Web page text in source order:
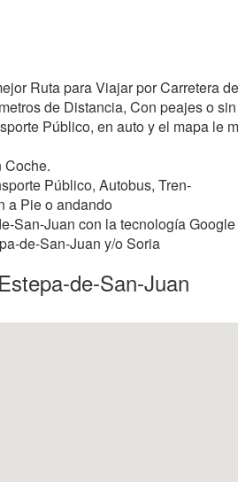
Ruta para Viajar por Carretera
de Distancia, Con peajes o
Público, en auto y el mapa
Coche.
Público, Autobus, Tren-
a Pie o andando
San-Juan con la tecnología
de-San-Juan y/o Soria
de-San-Juan